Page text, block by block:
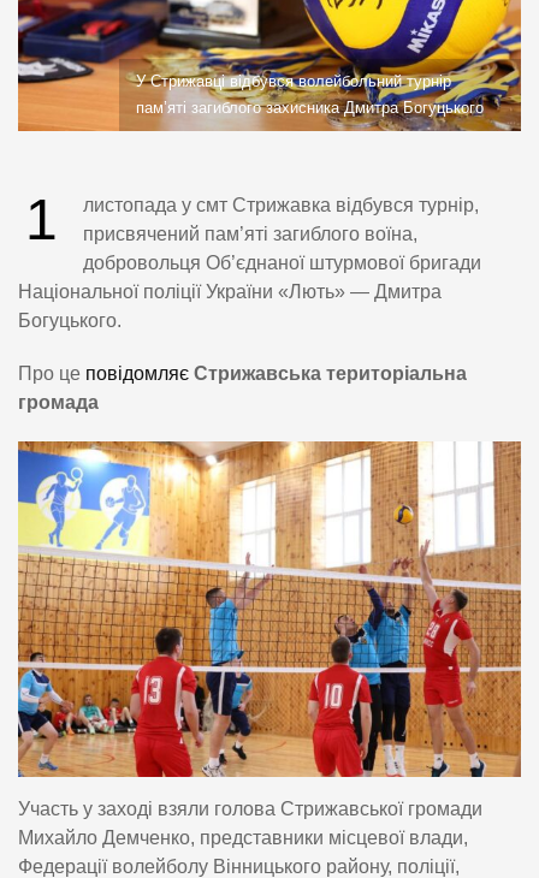
У Стрижавці відбувся волейбольний турнір
пам’яті загиблого захисника Дмитра Богуцького
1
листопада у смт Стрижавка відбувся турнір,
присвячений пам’яті загиблого воїна,
добровольця Об’єднаної штурмової бригади
Національної поліції України «Лють» — Дмитра
Богуцького.
Про це повідомляє Стрижавська територіальна
громада
Участь у заході взяли голова Стрижавської громади
Михайло Демченко, представники місцевої влади,
Федерації волейболу Вінницького району, поліції,